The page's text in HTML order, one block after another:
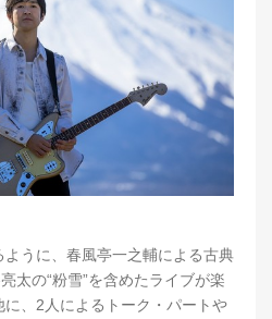
うに、春風亭一之輔による古典
太の“粉雪”を含めたライブが楽
に、2人によるトーク・パートや